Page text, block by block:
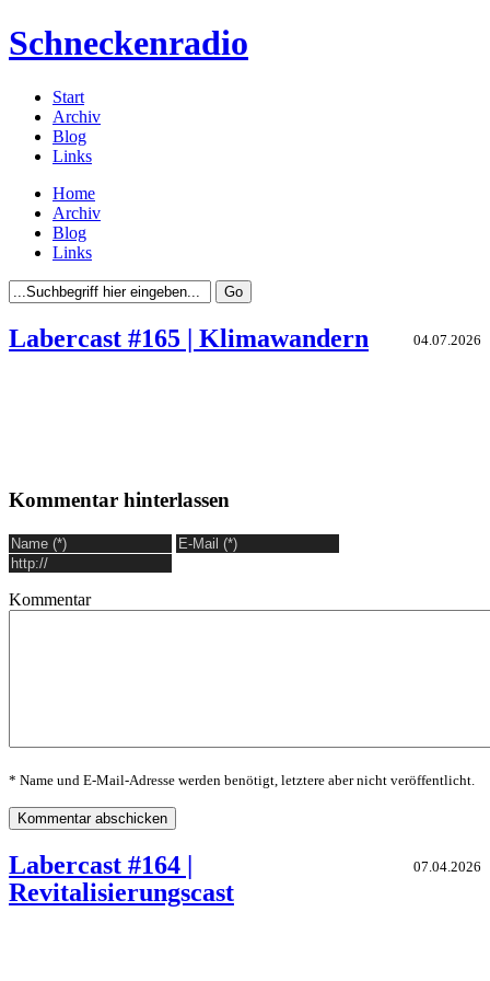
Schneckenradio
Start
Archiv
Blog
Links
Home
Archiv
Blog
Links
04.07.2026
Labercast #165 | Klimawandern
Kommentar hinterlassen
Kommentar
* Name und E-Mail-Adresse werden benötigt, letztere aber nicht veröffentlicht.
07.04.2026
Labercast #164 |
Revitalisierungscast